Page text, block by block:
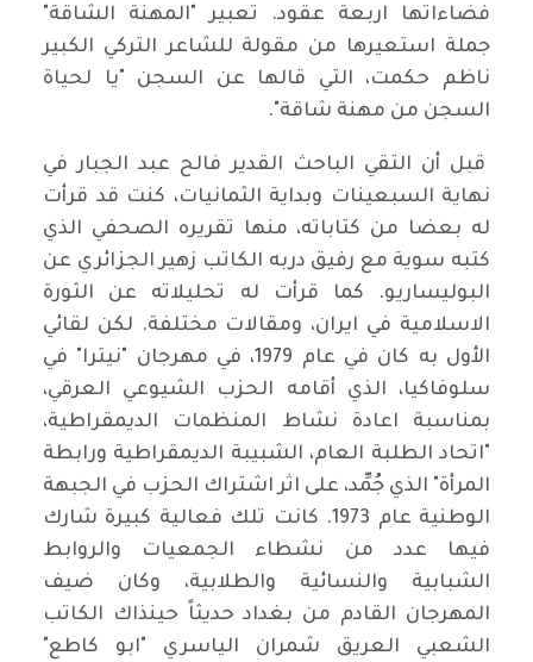
فضاءاتها اربعة عقود. تعبير "المهنة الشاقة"
جملة استعيرها من مقولة للشاعر التركي الكبير
ناظم حكمت، التي قالها عن السجن "يا لحياة
السجن من مهنة شاقة".
قبل أن التقي الباحث القدير فالح عبد الجبار في
نهاية السبعينات وبداية الثمانيات، كنت قد قرأت
له بعضا من كتاباته، منها تقريره الصحفي الذي
كتبه سوية مع رفيق دربه الكاتب زهير الجزائري عن
البوليساريو. كما قرأت له تحليلاته عن الثورة
الاسلامية في ايران، ومقالات مختلفة. لكن لقائي
الأول به كان في عام 1979، في مهرجان "نيترا" في
سلوفاكيا، الذي أقامه الحزب الشيوعي العرقي،
بمناسبة اعادة نشاط المنظمات الديمقراطية،
"اتحاد الطلبة العام، الشبيبة الديمقراطية ورابطة
المرأة" الذي جُمِّد، على اثر اشتراك الحزب في الجبهة
الوطنية عام 1973. كانت تلك فعالية كبيرة شارك
فيها عدد من نشطاء الجمعيات والروابط
الشبابية والنسائية والطلابية، وكان ضيف
المهرجان القادم من بغداد حديثاً حينذاك الكاتب
الشعبي العريق شمران الياسري "ابو كاطع"